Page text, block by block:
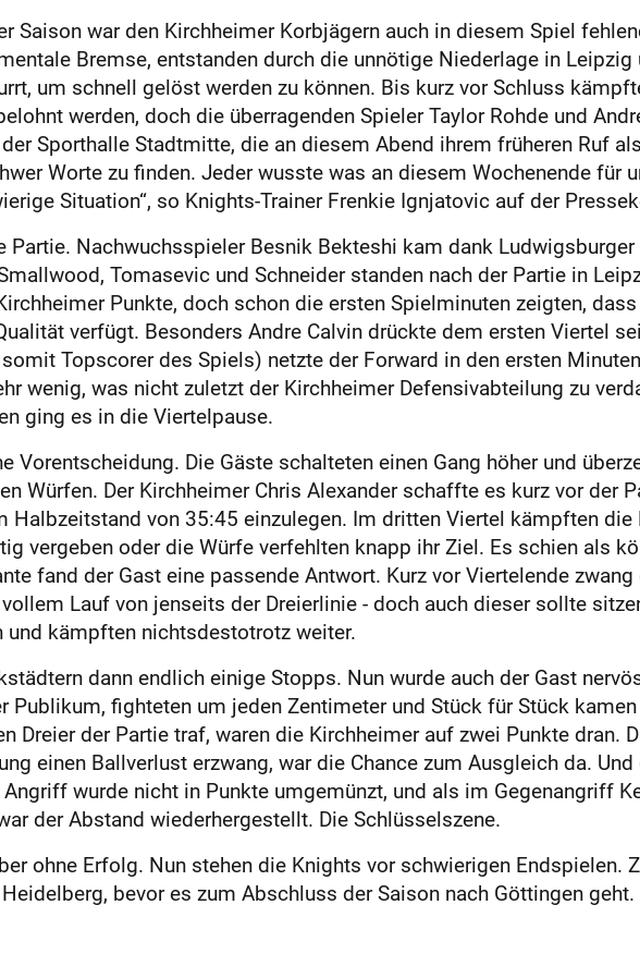
Saison war den Kirchheimer Korbjägern auch in diesem Spiel
Bremse, entstanden durch die unnötige Niederlage in Leipzig
um schnell gelöst werden zu können. Bis kurz vor Schluss
werden, doch die überragenden Spieler Taylor Rohde und
Sporthalle Stadtmitte, die an diesem Abend ihrem früheren Ruf
Worte zu finden. Jeder wusste was an diesem Wochenende für
Situation“, so Knights-Trainer Frenkie Ignjatovic auf der
Partie. Nachwuchsspieler Besnik Bekteshi kam dank
Tomasevic und Schneider standen nach der Partie in
Punkte, doch schon die ersten Spielminuten zeigten,
verfügt. Besonders Andre Calvin drückte dem ersten Viertel
Topscorer des Spiels) netzte der Forward in den ersten
wenig, was nicht zuletzt der Kirchheimer Defensivabteilung zu
ging es in die Viertelpause.
Die Gäste schalteten einen Gang höher und
Würfen. Der Kirchheimer Chris Alexander schaffte es kurz vor der
Halbzeitstand von 35:45 einzulegen. Im dritten Viertel kämpften die
vergeben oder die Würfe verfehlten knapp ihr Ziel. Es schien als
fand der Gast eine passende Antwort. Kurz vor Viertelende
Lauf von jenseits der Dreierlinie - doch auch dieser sollte
kämpften nichtsdestotrotz weiter.
dann endlich einige Stopps. Nun wurde auch der Gast
Publikum, fighteten um jeden Zentimeter und Stück für Stück
Dreier der Partie traf, waren die Kirchheimer auf zwei Punkte dran.
einen Ballverlust erzwang, war die Chance zum Ausgleich da.
wurde nicht in Punkte umgemünzt, und als im Gegenangriff
der Abstand wiederhergestellt. Die Schlüsselszene.
ohne Erfolg. Nun stehen die Knights vor schwierigen Endspielen.
bevor es zum Abschluss der Saison nach Göttingen geht.